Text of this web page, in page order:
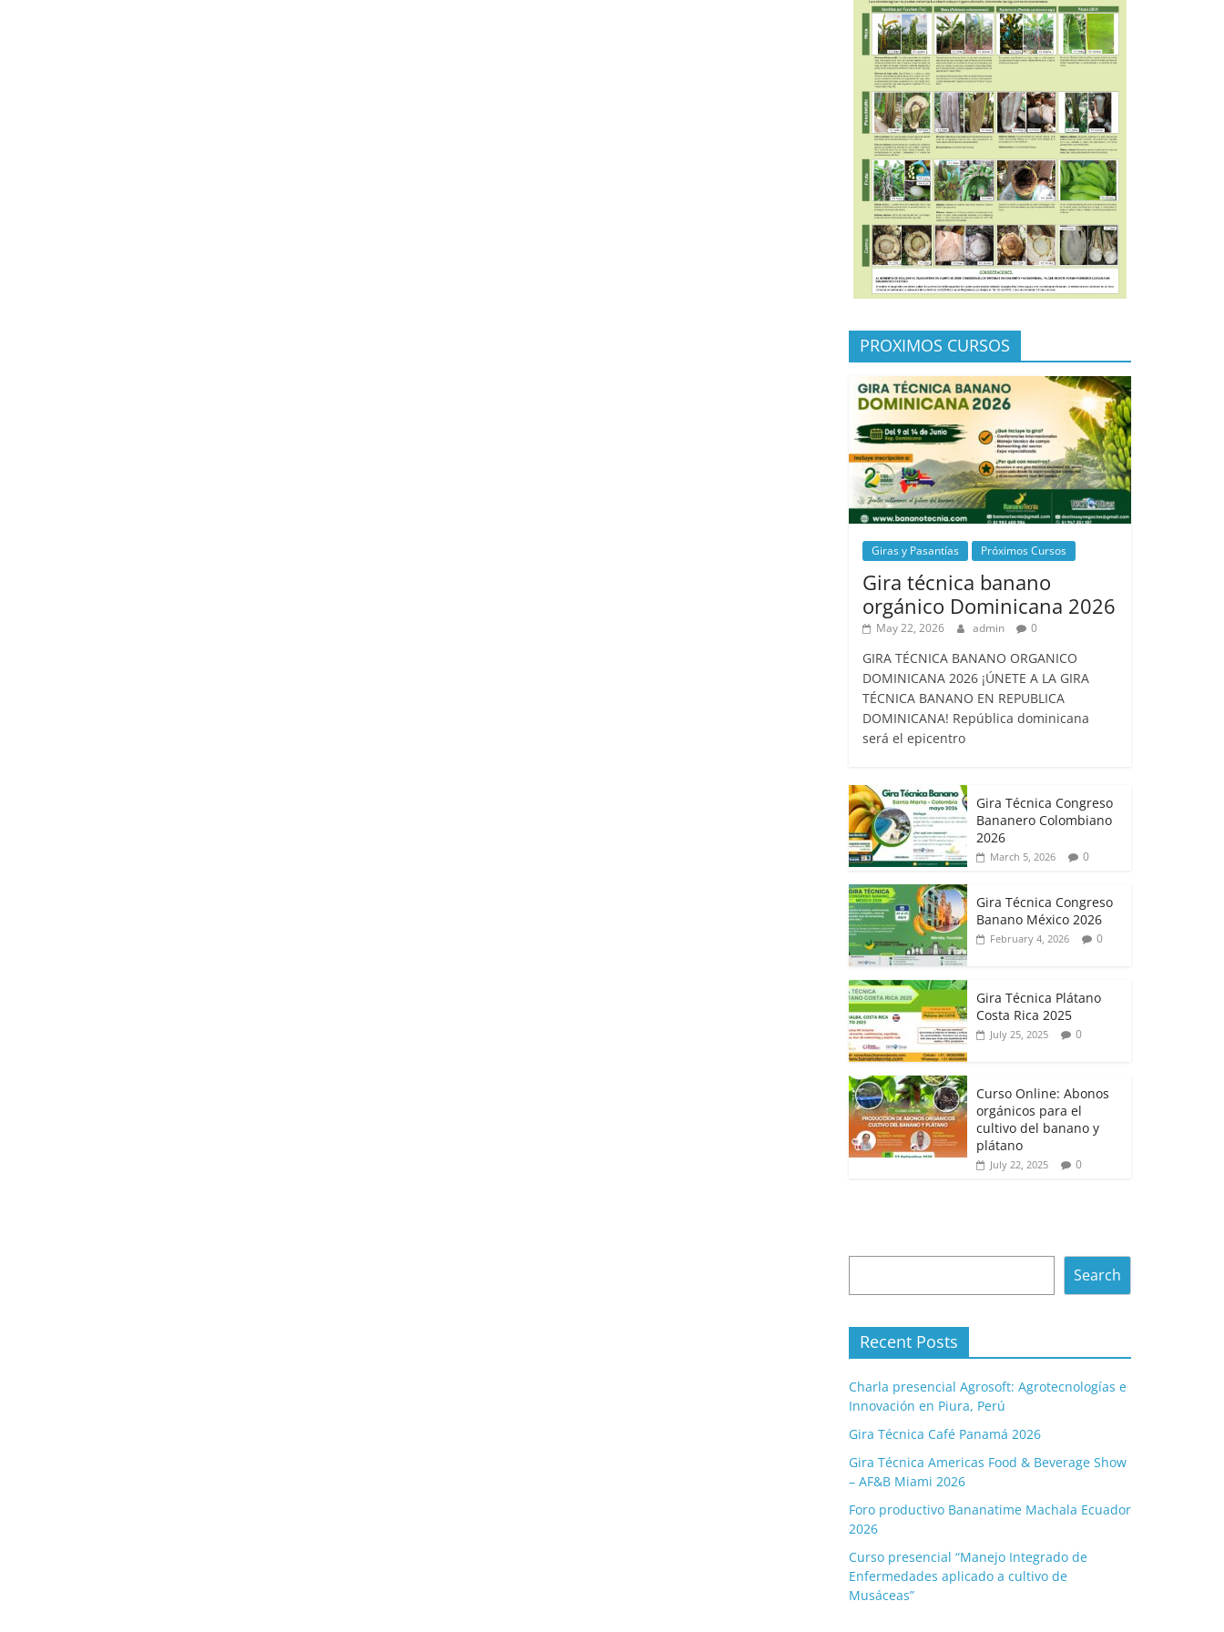
PROXIMOS CURSOS
Giras y Pasantías Próximos Cursos
Gira técnica banano
orgánico Dominicana 2026
May 22, 2026 admin 0
GIRA TÉCNICA BANANO ORGANICO
DOMINICANA 2026 ¡ÚNETE A LA GIRA
TÉCNICA BANANO EN REPUBLICA
DOMINICANA! República dominicana
será el epicentro
Gira Técnica Congreso
Bananero Colombiano
2026
March 5, 2026 0
Gira Técnica Congreso
Banano México 2026
February 4, 2026 0
Gira Técnica Plátano
Costa Rica 2025
July 25, 2025 0
Curso Online: Abonos
orgánicos para el
cultivo del banano y
plátano
July 22, 2025 0
Search
Recent Posts
Charla presencial Agrosoft: Agrotecnologías e
Innovación en Piura, Perú
Gira Técnica Café Panamá 2026
Gira Técnica Americas Food & Beverage Show
– AF&B Miami 2026
Foro productivo Bananatime Machala Ecuador
2026
Curso presencial “Manejo Integrado de
Enfermedades aplicado a cultivo de
Musáceas”